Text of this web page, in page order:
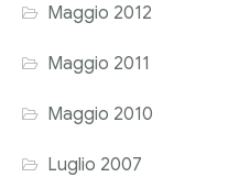
Maggio 2012
Maggio 2011
Maggio 2010
Luglio 2007